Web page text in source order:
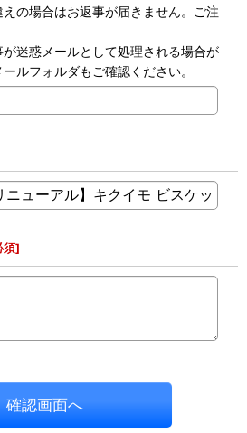
の場合はお返事が届きません。ご注
迷惑メールとして処理される場合が
ルフォルダもご確認ください。
須]
確認画面へ